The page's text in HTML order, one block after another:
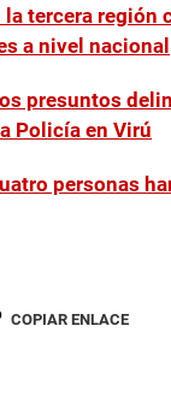
la tercera región
a nivel nacional
presuntos
Policía en Virú
personas
COPIAR ENLACE